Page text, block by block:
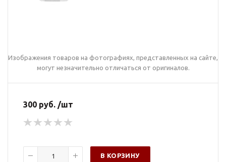
Изображения товаров на фотографиях, представленных на сайте,
могут незначительно отличаться от оригиналов.
300 руб. /шт
В КОРЗИНУ